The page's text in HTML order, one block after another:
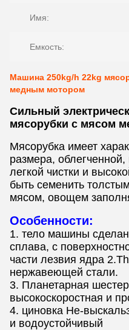
Имя:
Емкость:
Машина 250kg/h 22kg
медным мотором
Сильный
мясорубки с мясом
Мясорубка имеет
размера, облегченной,
легкой чистки и
быть семенить
мясом, овощем
Особенности:
1. тело машины
сплава, с
части лезвия ядра
нержавеющей стали.
3. Планетарная
высокоскоростная и
4. циновка Не-
и водоустойчивый